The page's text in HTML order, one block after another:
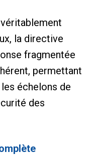
la directive
fragmentée
permettant
échelons de
des